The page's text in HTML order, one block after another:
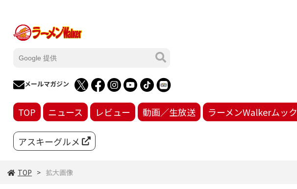
メールマガジン
TOP ニュース レビュー 動画／生放送 ラーメンWalkerムック
アスキーグルメ
TOP 拡大画像